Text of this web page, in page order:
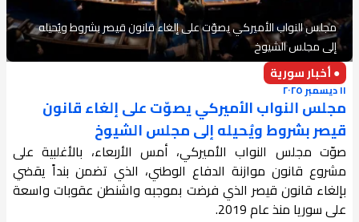
مجلس النواب الأميركي يصوّت على إلغاء قانون قيصر بشروط ويُحيله
إلى مجلس الشيوخ
● أخبار سورية
١١ ديسمبر ٢٠٢٥
مجلس النواب الأميركي يصوّت على إلغاء قانون
قيصر بشروط ويُحيله إلى مجلس الشيوخ
صوّت مجلس النواب الأميركي، أمس الأربعاء، بالأغلبية على
مشروع قانون موازنة الدفاع الوطني، الذي تضمن بنداً يقضي
بإلغاء قانون قيصر الذي فرضت بموجبه واشنطن عقوبات واسعة
على سوريا منذ عام 2019.